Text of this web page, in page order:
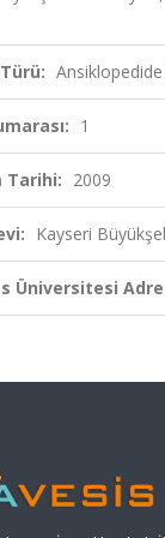
1
Tarihi: 2009
Kayseri
Üniversitesi